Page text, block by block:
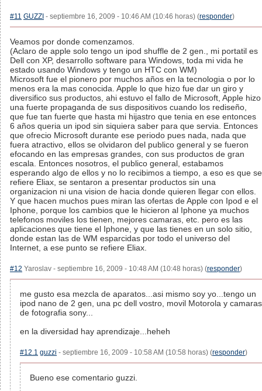
#11 GUZZI - septiembre 16, 2009 - 10:46 AM (10:46 horas) (responder)
Veamos por donde comenzamos.
(Aclaro de apple solo tengo un ipod shuffle de 2 gen., mi portatil es
Dell con XP, desarrollo software para Windows, toda mi vida he
estado usando Windows y tengo un HTC con WM)
Microsoft fue el pionero por muchos años en la tecnologia o por lo
menos era la mas conocida. Apple lo que hizo fue dar un giro y
diversifico sus productos, ahi estuvo el fallo de Microsoft, Apple hizo
una fuerte propaganda de sus dispositivos cuando los rediseño,
que fue tan fuerte que hasta mi hijastro que tenia en ese entonces
6 años queria un ipod sin siquiera saber para que servia. Entonces
que ofrecio Microsoft durante ese periodo pues nada, nada que
fuera atractivo, ellos se olvidaron del publico general y se fueron
efocando en las empresas grandes, con sus productos de gran
escala. Entonces nosotros, el publico general, estabamos
esperando algo de ellos y no lo recibimos a tiempo, a eso es que se
refiere Eliax, se sentaron a presentar productos sin una
organizacion ni una vision de hacia donde quieren llegar con ellos.
Y que hacen muchos pues miran las ofertas de Apple con Ipod e el
Iphone, porque los cambios que le hicieron al Iphone ya muchos
telefonos moviles los tienen, mejores camaras, etc. pero es las
aplicaciones que tiene el Iphone, y que las tienes en un solo sitio,
donde estan las de WM esparcidas por todo el universo del
Internet, a ese punto se refiere Eliax.
#12 Yaroslav - septiembre 16, 2009 - 10:48 AM (10:48 horas) (responder)
me gusto esa mezcla de aparatos...asi mismo soy yo...tengo un
ipod nano de 2 gen, una pc dell vostro, movil Motorola y camaras
de fotografia sony...
en la diversidad hay aprendizaje...heheh
#12.1 guzzi - septiembre 16, 2009 - 10:58 AM (10:58 horas) (responder)
Bueno ese comentario guzzi.